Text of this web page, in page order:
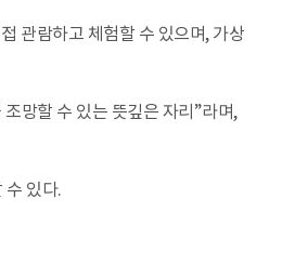
관람하고 체험할 수 있으며, 가상
망할 수 있는 뜻깊은 자리”라며,
수 있다.